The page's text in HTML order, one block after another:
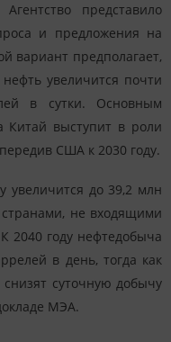
представило
и предложения на
вариант предполагает,
увеличится почти
в сутки. Основным
Китай выступит в роли
США к 2030 году.
увеличится до 39,2 млн
не входящими
2040 году нефтедобыча
в день, тогда как
суточную добычу
МЭА.